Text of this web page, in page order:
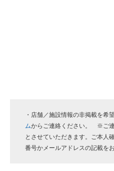
・店舗／施設情報の非掲載を希
ムからご連絡ください。 ※ご
とさせていただきます。ご本人
番号かメールアドレスの記載を